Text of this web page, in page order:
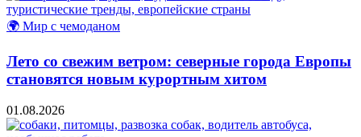
🌍 Мир с чемоданом
Лето со свежим ветром: северные города Европы
становятся новым курортным хитом
01.08.2026